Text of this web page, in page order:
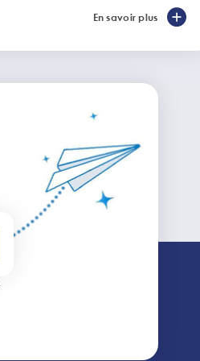
En savoir plus